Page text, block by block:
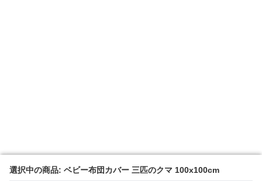
選択中の商品: ベビー布団カバー 三匹のクマ 100x100cm
選択中の商品: ベビー布団カバー 三匹のクマ 100x100cm